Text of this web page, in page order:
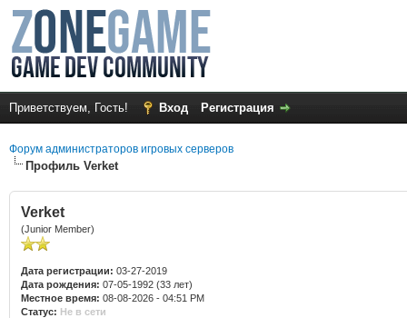
Приветствуем, Гость! Вход Регистрация
Форум администраторов игровых серверов
Профиль Verket
Verket
(Junior Member)
Дата регистрации: 03-27-2019
Дата рождения: 07-05-1992 (33 лет)
Местное время: 08-08-2026 - 04:51 PM
Статус: Не в сети